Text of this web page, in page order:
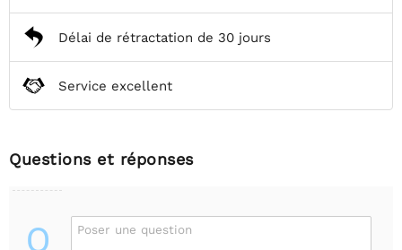
Délai de rétractation de 30 jours
Service excellent
Questions et réponses
Q Poser une question